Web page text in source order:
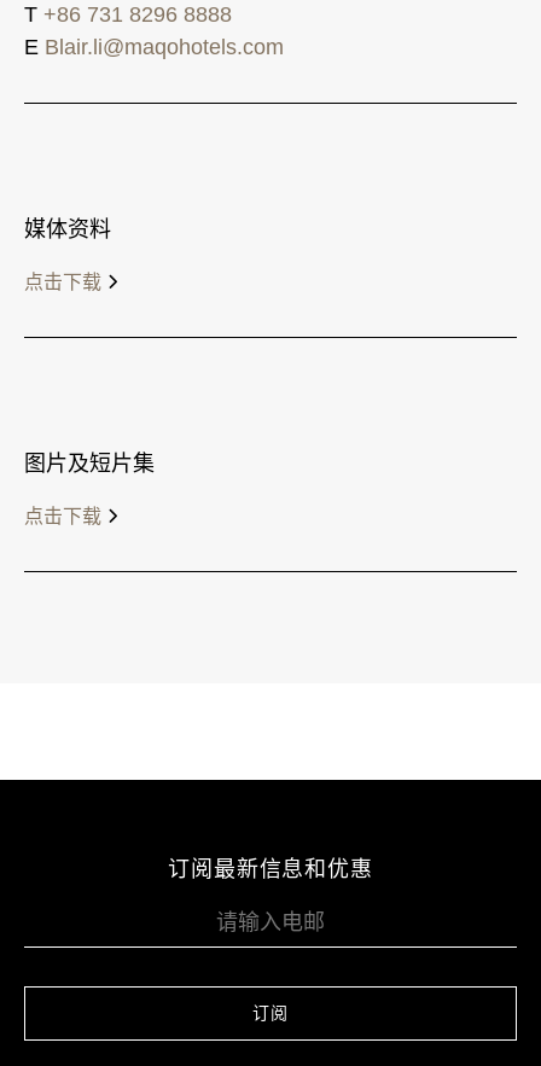
T +86 731 8296 8888
E Blair.li@maqohotels.com
媒体资料
点击下载
图片及短片集
点击下载
订阅最新信息和优惠
订阅